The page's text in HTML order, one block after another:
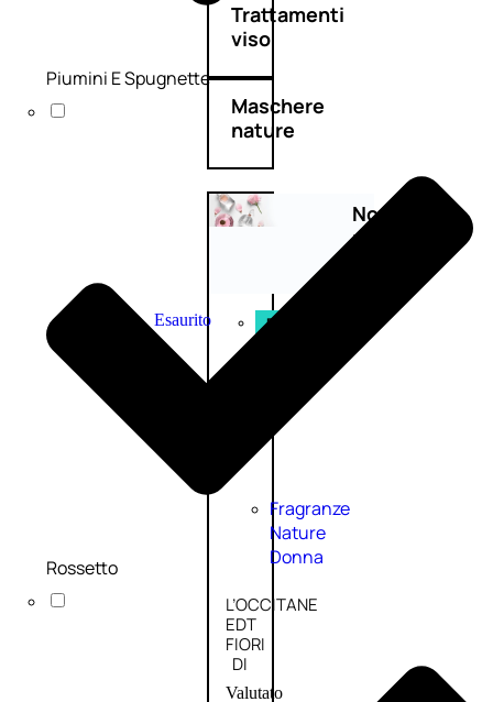
Trattamenti
viso
Maschere
nature
Novità
profumi
Esaurito PROMO
Fragranze
Nature
Donna
L’OCCITANE
EDT
FIORI
DI
Valutato
Piumini E Spugnette
Rossetto